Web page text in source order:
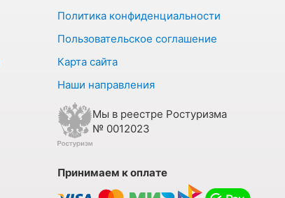
Политика конфиденциальности
Пользовательское соглашение
Карта сайта
Наши направления
Мы в реестре Ростуризма
№ 0012023
Принимаем к оплате